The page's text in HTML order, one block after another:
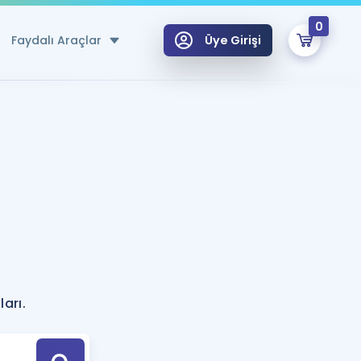
Faydalı Araçlar
Hesaplama Aracı
için Öneriler
Tek Takvimde
Üye Girişi
0
Hoca ile seni sınava hazırlayacak onlarca eğitim seni bekliyor!